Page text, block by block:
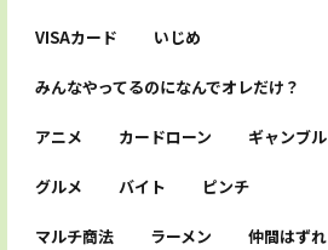
VISAカード いじめ
みんなやってるのになんでオレだけ？
アニメ カードローン ギャンブル
グルメ バイト ピンチ
マルチ商法 ラーメン 仲間はずれ